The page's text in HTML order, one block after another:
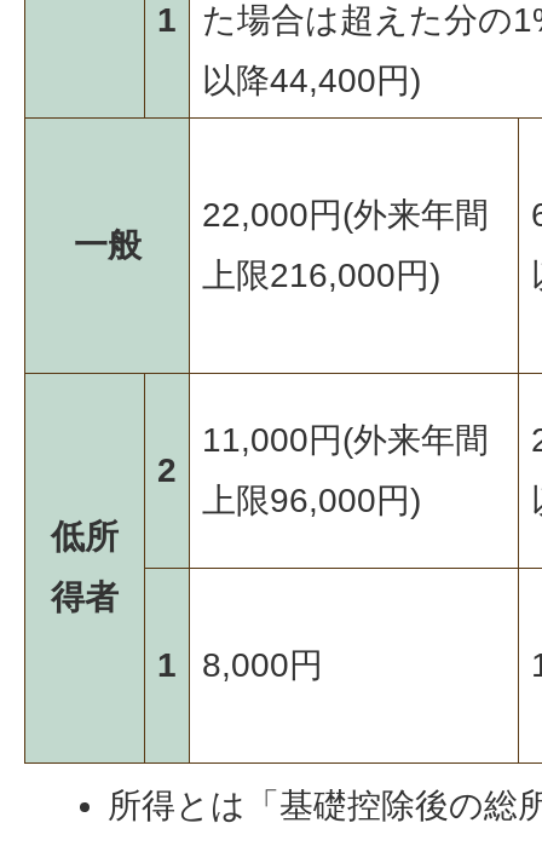
1
た場合は超えた分の
以降44,400円)
一般
22,000円(外来年間
上限216,000円)
低所
得者
2
11,000円(外来年間
上限96,000円)
1 8,000円
所得とは「基礎控除後の総